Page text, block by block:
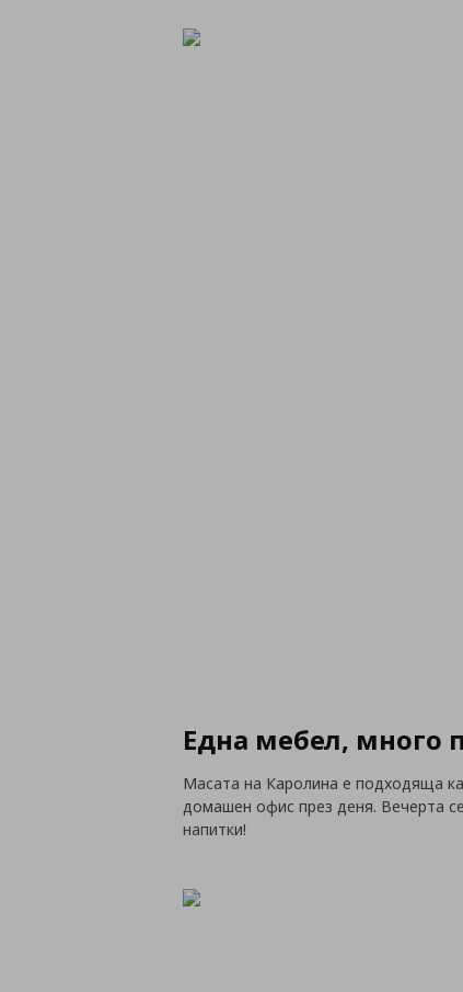
Една мебел, много
Масата на Каролина е подходяща
домашен офис през деня. Вечерта
напитки!